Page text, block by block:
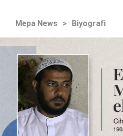
Mepa News > Biyografi